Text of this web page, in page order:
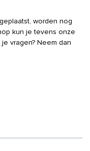
worden nog
kun je tevens onze
je vragen? Neem dan